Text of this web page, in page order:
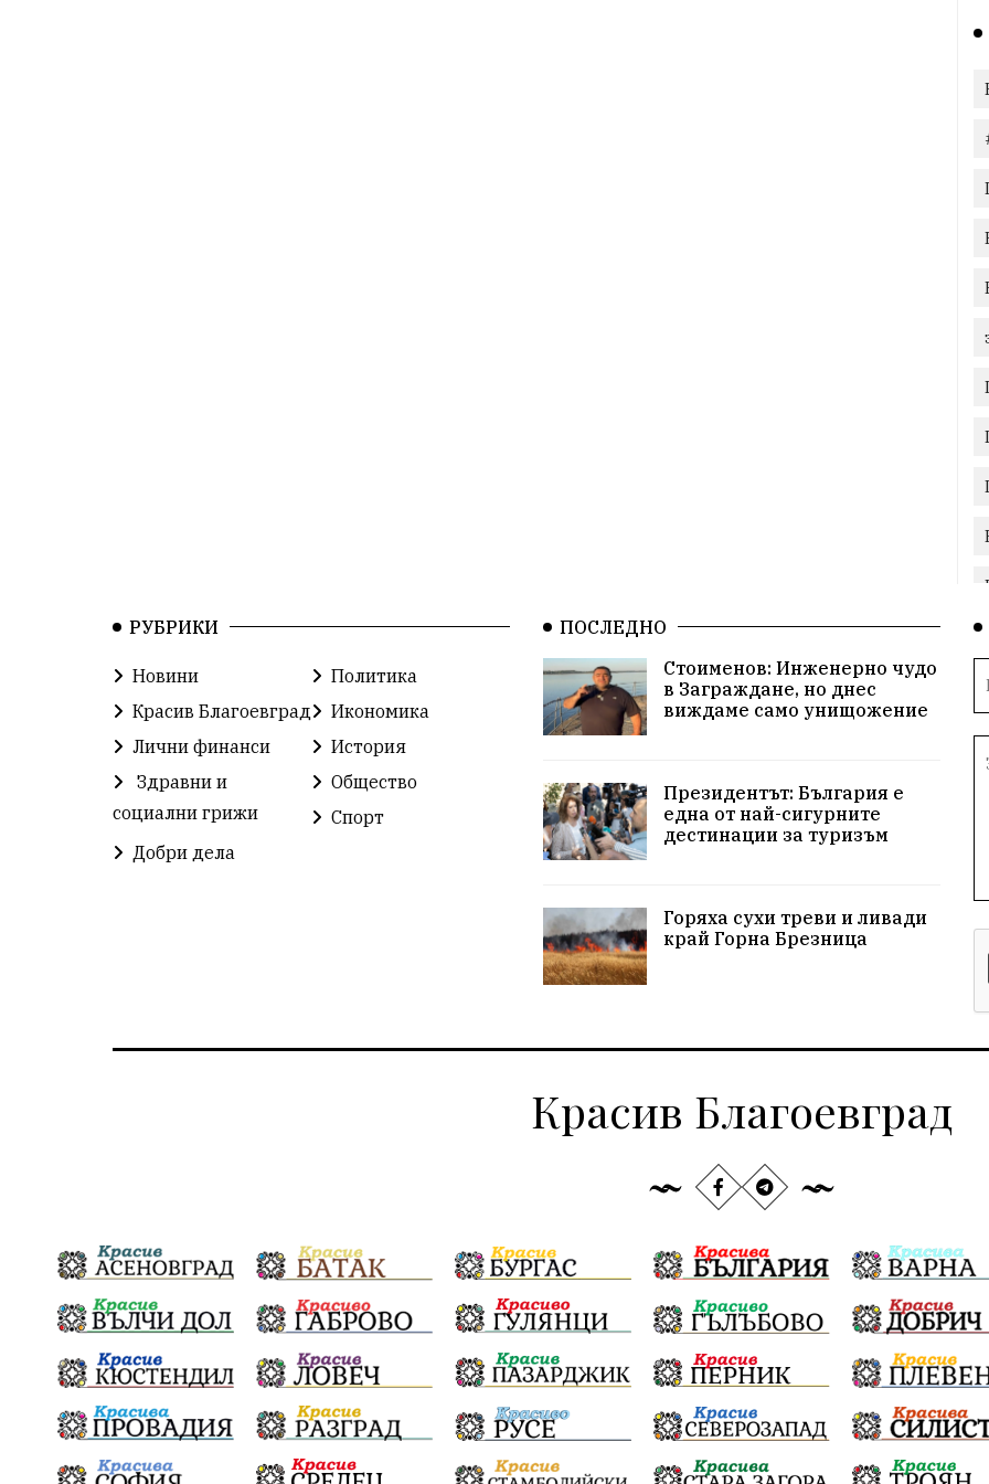
РУБРИКИ
Новини
Политика
Красив Благоевград
Икономика
Лични финанси
История
Здравни и
социални грижи
Общество
Спорт
Добри дела
ПОСЛЕДНО
Стоименов: Инженерно чудо
в Заграждане, но днес
виждаме само унищожение
Президентът: България е
една от най-сигурните
дестинации за туризъм
Горяха сухи треви и ливади
край Горна Брезница
Красив Благоевград